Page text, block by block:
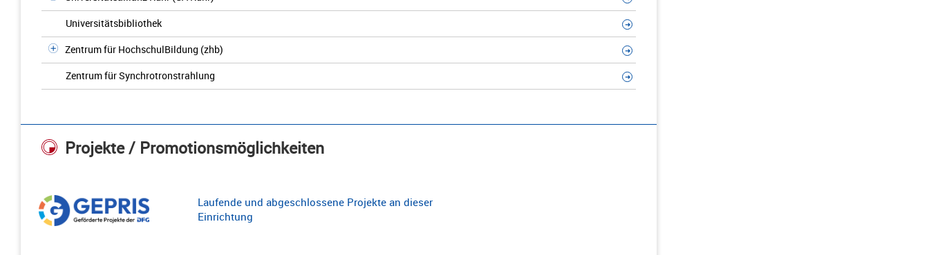
Universitätsbibliothek
Zentrum für HochschulBildung (zhb)
Zentrum für Synchrotronstrahlung
Projekte / Promotionsmöglichkeiten
Laufende und abgeschlossene Projekte an dieser
Einrichtung